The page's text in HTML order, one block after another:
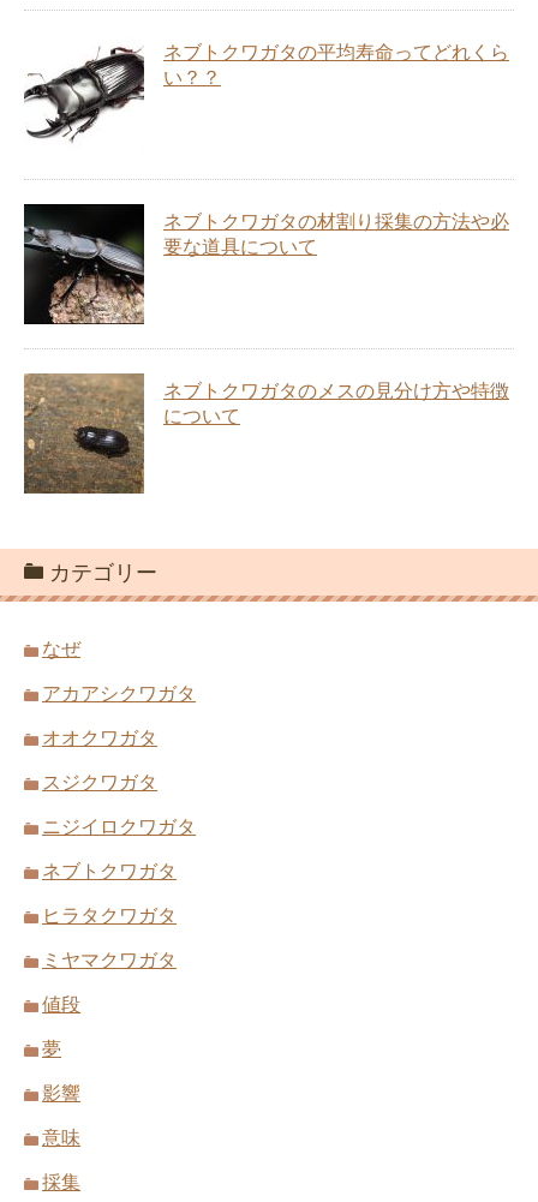
ネブトクワガタの平均寿命ってどれくら
い？？
ネブトクワガタの材割り採集の方法や必
要な道具について
ネブトクワガタのメスの見分け方や特徴
について
カテゴリー
なぜ
アカアシクワガタ
オオクワガタ
スジクワガタ
ニジイロクワガタ
ネブトクワガタ
ヒラタクワガタ
ミヤマクワガタ
値段
夢
影響
意味
採集